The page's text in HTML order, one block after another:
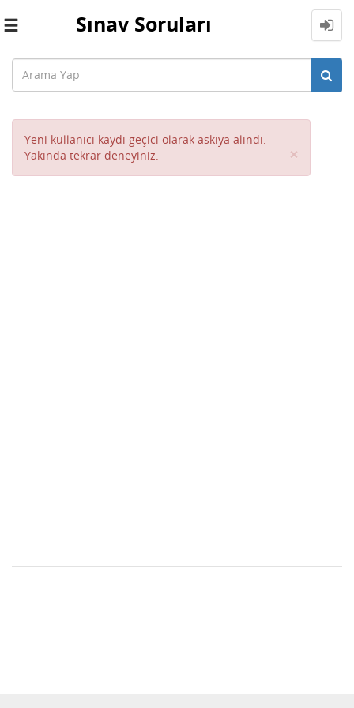
Toggle
Sınav Soruları
Yeni kullanıcı kaydı geçici olarak askıya alındı.
Yakında tekrar deneyiniz.
×